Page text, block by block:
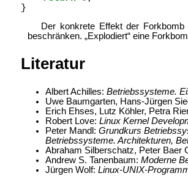
}
Der konkrete Effekt der
beschränken. „Explodiert“ eine
Literatur
Albert Achilles: Betriebssysteme.
Uwe Baumgarten, Hans-Jürgen
Erich Ehses, Lutz Köhler, Petra
Robert Love: Linux Kernel
Peter Mandl: Grundkurs
Betriebssysteme. Architekturen,
Abraham Silberschatz, Peter Baer
Andrew S. Tanenbaum: Moderne
Jürgen Wolf: Linux-UNIX-